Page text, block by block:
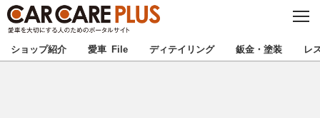
C
S
E
★カーケアプラス認定★ 厳選プロショップを地域から探す
ショップ紹介 愛車 File ディテイリング 鈑金・塗装 レ